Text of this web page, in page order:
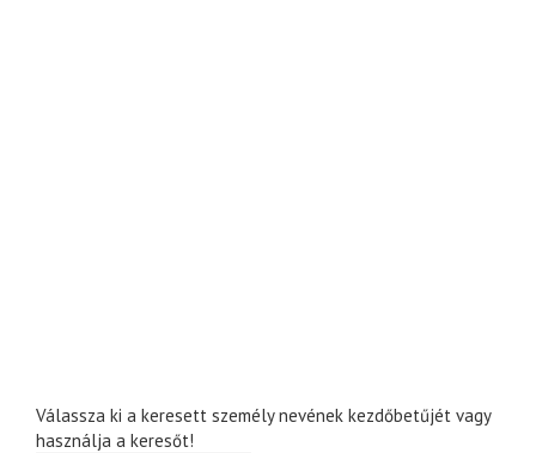
Válassza ki a keresett személy nevének kezdőbetűjét vagy
használja a keresőt!